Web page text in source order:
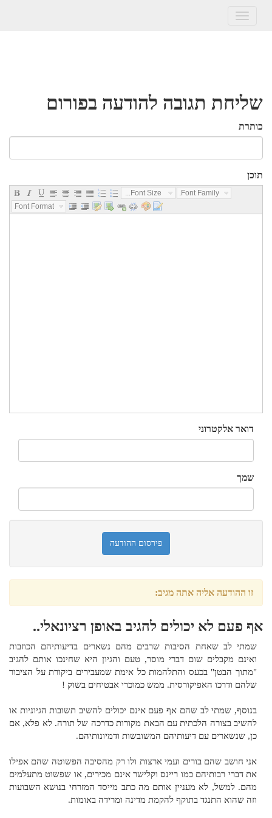
Toggle
שליחת תגובה להודעה בפורום
כותרת
תוכן
Font Size...
Font Family...
Font Format...
דואר אלקטרוני
שמך
זו ההודעה אליה אתה מגיב:
אף פעם לא יכולים להגיב באופן רציונאלי..
שמתי לב שאחת הסיבות שרבים מהם נשארים בדיעותיהם הכוזבות
ואינם מקבלים שום דברי מוסר, טעם והגיון היא שחינכו אותם להגיב
"מתוך הבטן" בכעס והתלהמות כל אימת שמעבירים ביקורת על הציבור
שלהם ודרכו האפיקורסית. ממש כמוכרי אבטיחים בשוק !
בנוסף, שמתי לב שהם אף פעם אינם יכולים להשיב תשובות הגיוניות או
להשיב בצורה הלכתית עם הבאת מקורות כדרכה של תורה. לא פלא, אם
כן, שנשארים עם דיעותיהם המשובשות ודמיונותיהם.
אני חושב שהם בורים ועמי ארצות ולו רק מהסיבה הפשוטה שהם אפילו
את דברי רבותיהם כמו ריינס וקלישר אינם מכירים, או שפשוט מתעלמים
מהם. למשל, לא מעניין אותם מה כתב מייסד המזרחי בנושא השבועות
וזה שהוא התנגד בתוקף להקמת מדינה ומרידה באומות.